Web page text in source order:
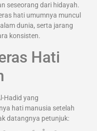
seseorang dari hidayah.
hati umumnya muncul
dunia, serta jarang
konsisten.
Hati
Hadid yang
hati manusia setelah
datangnya petunjuk: